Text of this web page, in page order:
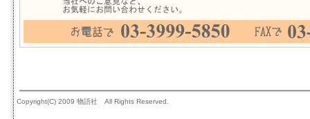
Copyright(C) 2009 物語社 All Rights Reserved.